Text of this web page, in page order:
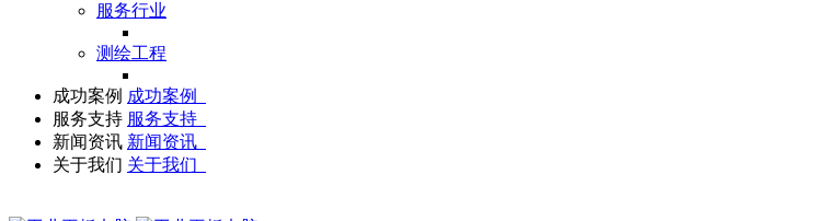
服务行业
测绘工程
成功案例 成功案例
服务支持 服务支持
新闻资讯 新闻资讯
关于我们 关于我们